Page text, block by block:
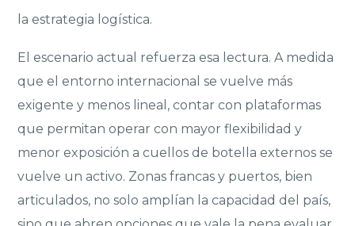
la estrategia logística.
El escenario actual refuerza esa lectura. A medida
que el entorno internacional se vuelve más
exigente y menos lineal, contar con plataformas
que permitan operar con mayor flexibilidad y
menor exposición a cuellos de botella externos se
vuelve un activo. Zonas francas y puertos, bien
articulados, no solo amplían la capacidad del país,